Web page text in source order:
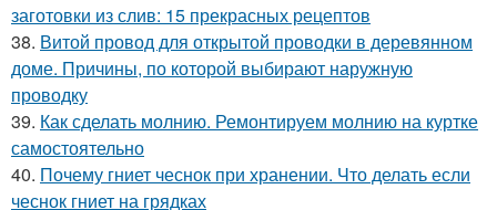
заготовки из слив: 15 прекрасных рецептов
38. Витой провод для открытой проводки в деревянном
доме. Причины, по которой выбирают наружную
проводку
39. Как сделать молнию. Ремонтируем молнию на куртке
самостоятельно
40. Почему гниет чеснок при хранении. Что делать если
чеснок гниет на грядках